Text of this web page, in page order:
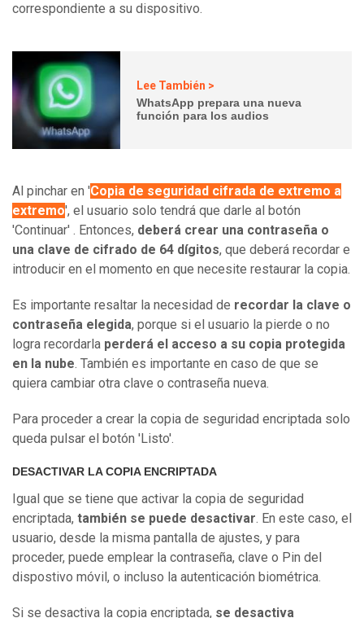
correspondiente a su dispositivo.
Lee También >
WhatsApp prepara una nueva
función para los audios
Al pinchar en 'Copia de seguridad cifrada de extremo a
extremo', el usuario solo tendrá que darle al botón
'Continuar' . Entonces, deberá crear una contraseña o
una clave de cifrado de 64 dígitos, que deberá recordar e
introducir en el momento en que necesite restaurar la copia.
Es importante resaltar la necesidad de recordar la clave o
contraseña elegida, porque si el usuario la pierde o no
logra recordarla perderá el acceso a su copia protegida
en la nube. También es importante en caso de que se
quiera cambiar otra clave o contraseña nueva.
Para proceder a crear la copia de seguridad encriptada solo
queda pulsar el botón 'Listo'.
DESACTIVAR LA COPIA ENCRIPTADA
Igual que se tiene que activar la copia de seguridad
encriptada, también se puede desactivar. En este caso, el
usuario, desde la misma pantalla de ajustes, y para
proceder, puede emplear la contraseña, clave o Pin del
dispostivo móvil, o incluso la autenticación biométrica.
Si se desactiva la copia encriptada, se desactiva